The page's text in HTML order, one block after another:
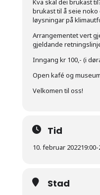
Kva skal dei brukast
brukast til å seie
løysningar på
Arrangementet vert
gjeldande
Inngang kr 100,- (i
Open kafé og
Velkomen til oss!
Tid
10. februar 202219:00-
Stad